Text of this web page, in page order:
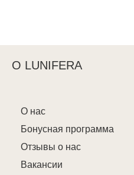
О LUNIFERA
О нас
Бонусная программа
Отзывы о нас
Вакансии